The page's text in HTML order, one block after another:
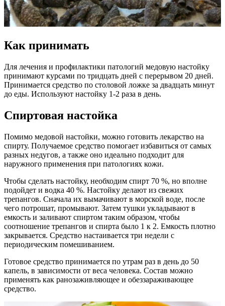
Как принимать
Для лечения и профилактики патологий медовую настойку
принимают курсами по тридцать дней с перерывом 20 дней.
Принимается средство по столовой ложке за двадцать минут
до еды. Используют настойку 1-2 раза в день.
Спиртовая настойка
Помимо медовой настойки, можно готовить лекарство на
спирту. Получаемое средство помогает избавиться от самых
разных недугов, а также оно идеально подходит для
наружного применения при патологиях кожи.
Чтобы сделать настойку, необходим спирт 70 %, но вполне
подойдет и водка 40 %. Настойку делают из свежих
трепангов. Сначала их вымачивают в морской воде, после
чего потрошат, промывают. Затем тушки укладывают в
емкость и заливают спиртом таким образом, чтобы
соотношение трепангов и спирта было 1 к 2. Емкость плотно
закрывается. Средство настаивается три недели с
периодическим помешиванием.
Готовое средство принимается по утрам раз в день до 50
капель, в зависимости от веса человека. Состав можно
применять как ранозаживляющее и обеззараживающее
средство.